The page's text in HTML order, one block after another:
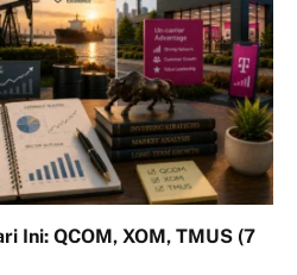
Ini: QCOM, XOM, TMUS (7